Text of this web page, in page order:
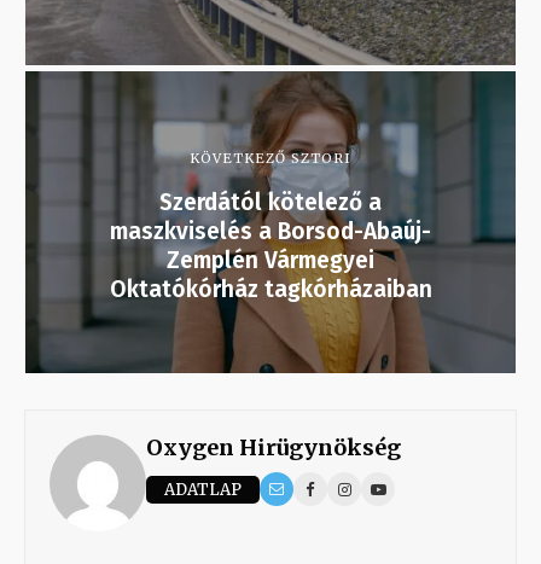
KÖVETKEZŐ SZTORI
Szerdától kötelező a
maszkviselés a Borsod-Abaúj-
Zemplén Vármegyei
Oktatókórház tagkórházaiban
Oxygen Hirügynökség
ADATLAP